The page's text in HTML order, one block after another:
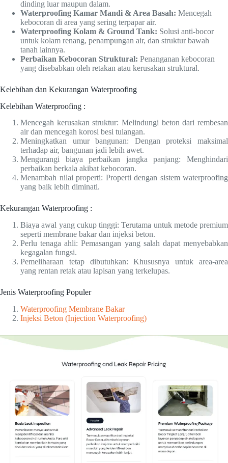
dinding luar maupun dalam.
Waterproofing Kamar Mandi & Area Basah: Mencegah
kebocoran di area yang sering terpapar air.
Waterproofing Kolam & Ground Tank: Solusi anti-bocor
untuk kolam renang, penampungan air, dan struktur bawah
tanah lainnya.
Perbaikan Kebocoran Struktural: Penanganan kebocoran
yang disebabkan oleh retakan atau kerusakan struktural.
Kelebihan dan Kekurangan Waterproofing
Kelebihan Waterproofing :
Mencegah kerusakan struktur: Melindungi beton dari rembesan
air dan mencegah korosi besi tulangan.
Meningkatkan umur bangunan: Dengan proteksi maksimal
terhadap air, bangunan jadi lebih awet.
Mengurangi biaya perbaikan jangka panjang: Menghindari
perbaikan berkala akibat kebocoran.
Menambah nilai properti: Properti dengan sistem waterproofing
yang baik lebih diminati.
Kekurangan Waterproofing :
Biaya awal yang cukup tinggi: Terutama untuk metode premium
seperti membrane bakar dan injeksi beton.
Perlu tenaga ahli: Pemasangan yang salah dapat menyebabkan
kegagalan fungsi.
Pemeliharaan tetap dibutuhkan: Khususnya untuk area-area
yang rentan retak atau lapisan yang terkelupas.
Jenis Waterproofing Populer
Waterproofing Membrane Bakar
Injeksi Beton (Injection Waterproofing)